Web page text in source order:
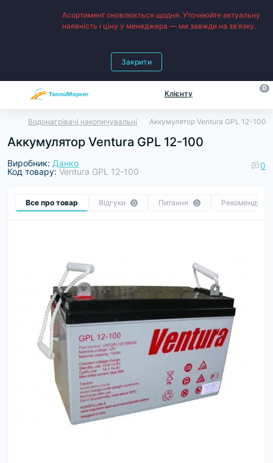
Асортимент оновлюється щодня. Уточнюйте актуальну
наявність і ціну у менеджера — ми завжди на зв’язку.
Закрити
Клієнту
0
Водонагрівачі накопичувальні Аккумулятор Ventura GPL 12-100
Аккумулятор Ventura GPL 12-100
Виробник: Данко
Код товару:Ventura GPL 12-100
0
Все про товар Відгуки 0 Питання 0